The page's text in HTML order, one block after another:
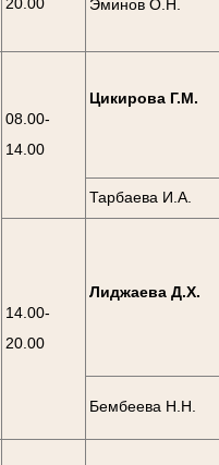
20.00
Эминов О.Н.
08.00-
14.00
Цикирова Г.М.
Тарбаева И.А.
14.00-
20.00
Лиджаева Д.Х.
Бембеева Н.Н.